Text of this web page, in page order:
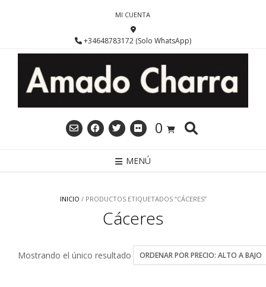
MI CUENTA
+34648783172 (Solo WhatsApp)
0
MENÚ
INICIO / PRODUCTOS ETIQUETADOS “CÁCERES”
Cáceres
Mostrando el único resultado